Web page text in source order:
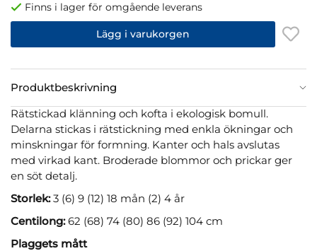
Finns i lager för omgående leverans
Lägg i varukorgen
Produktbeskrivning
Rätstickad klänning och kofta i ekologisk bomull.
Delarna stickas i rätstickning med enkla ökningar och
minskningar för formning. Kanter och hals avslutas
med virkad kant. Broderade blommor och prickar ger
en söt detalj.
Storlek:3 (6) 9 (12) 18 mån (2) 4 år
Centilong:62 (68) 74 (80) 86 (92) 104 cm
Plaggets mått